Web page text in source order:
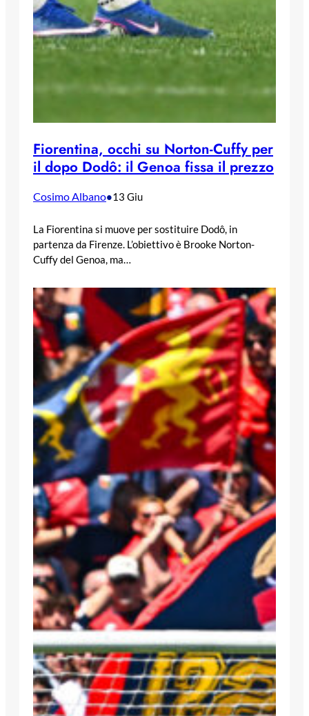
Fiorentina, occhi su Norton-Cuffy per
il dopo Dodô: il Genoa fissa il prezzo
Cosimo Albano•13 Giu
La Fiorentina si muove per sostituire Dodô, in
partenza da Firenze. L’obiettivo è Brooke Norton-
Cuffy del Genoa, ma…